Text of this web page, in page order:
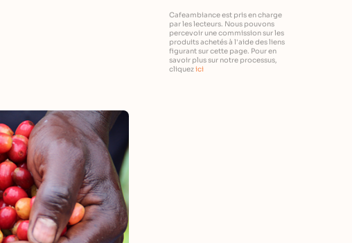
Cafeambiance est pris en charge
par les lecteurs. Nous pouvons
percevoir une commission sur les
produits achetés à l'aide des liens
figurant sur cette page. Pour en
savoir plus sur notre processus,
cliquezici